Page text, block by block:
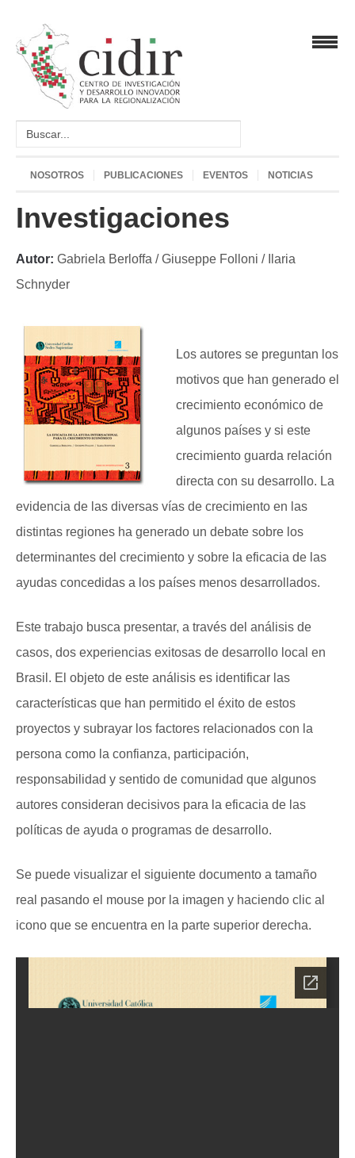
NOSOTROS PUBLICACIONES EVENTOS NOTICIAS
Investigaciones
Autor: Gabriela Berloffa / Giuseppe Folloni / Ilaria
Schnyder
Los autores se preguntan los
motivos que han generado el
crecimiento económico de
algunos países y si este
crecimiento guarda relación
directa con su desarrollo. La
evidencia de las diversas vías de crecimiento en las
distintas regiones ha generado un debate sobre los
determinantes del crecimiento y sobre la eficacia de las
ayudas concedidas a los países menos desarrollados.
Este trabajo busca presentar, a través del análisis de
casos, dos experiencias exitosas de desarrollo local en
Brasil. El objeto de este análisis es identificar las
características que han permitido el éxito de estos
proyectos y subrayar los factores relacionados con la
persona como la confianza, participación,
responsabilidad y sentido de comunidad que algunos
autores consideran decisivos para la eficacia de las
políticas de ayuda o programas de desarrollo.
Se puede visualizar el siguiente documento a tamaño
real pasando el mouse por la imagen y haciendo clic al
icono que se encuentra en la parte superior derecha.